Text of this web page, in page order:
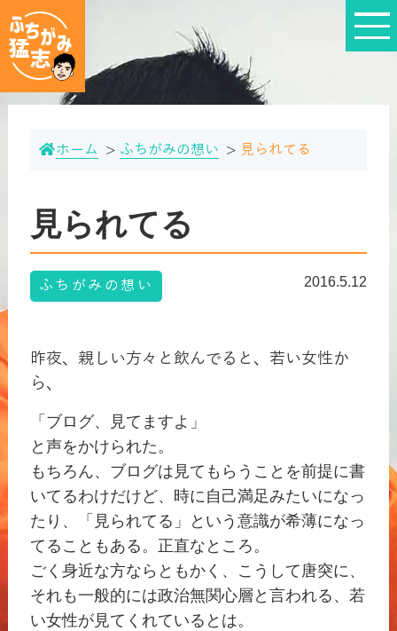
ホーム ふちがみの想い 見られてる
見られてる
ふちがみの想い 2016.5.12
昨夜、親しい方々と飲んでると、若い女性か
ら、
「ブログ、見てますよ」
と声をかけられた。
もちろん、ブログは見てもらうことを前提に書
いてるわけだけど、時に自己満足みたいになっ
たり、「見られてる」という意識が希薄になっ
てることもある。正直なところ。
ごく身近な方ならともかく、こうして唐突に、
それも一般的には政治無関心層と言われる、若
い女性が見てくれているとは。